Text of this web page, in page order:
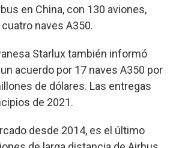
en China, con 130 aviones,
naves A350.
Starlux también informó
acuerdo por 17 naves A350 por
de dólares. Las entregas
de 2021.
desde 2014, es el último